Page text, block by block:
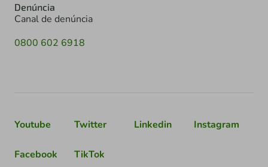
Denúncia
Canal de denúncia
0800 602 6918
Youtube Twitter Linkedin Instagram
Facebook TikTok